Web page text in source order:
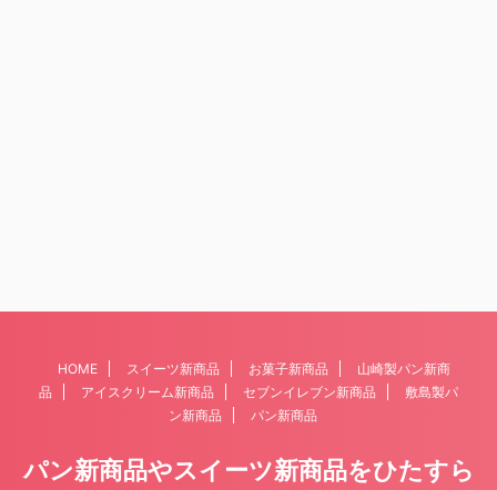
HOME スイーツ新商品 お菓子新商品
山崎製パン新商
品
アイスクリーム新商品 セブンイレブン新商品
敷島製パ
ン新商品
パン新商品
パン新商品やスイーツ新商品をひたすら